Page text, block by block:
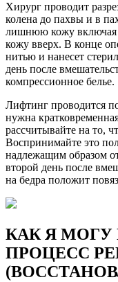
Хирург проводит
колена до пахвы и в
лишнюю кожу включая
кожу вверх. В конце
нитью и нанесет
день после
компрессионное белье.
Лифтинг проводится
нужна
рассчитывайте на то,
Воспринимайте это
надлежащим образом
второй день после
на бедра положит
КАК Я МОГУ
ПРОЦЕСС